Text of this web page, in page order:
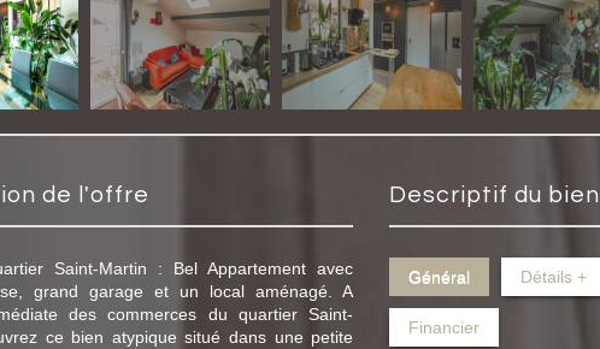
de l'offre
Saint-Martin : Bel Appartement avec
grand garage et un local aménagé. A
des commerces du quartier Saint-
ce bien atypique situé dans une petite
descriptif du bien
Général Détails +
Financier